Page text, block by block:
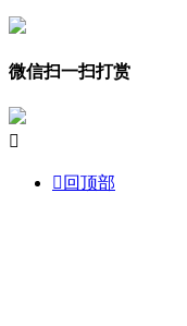
微信扫一扫打赏

 回顶部